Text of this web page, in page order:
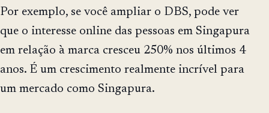
Por exemplo, se você ampliar o DBS, pode ver
que o interesse online das pessoas em Singapura
em relação à marca cresceu 250% nos últimos 4
anos. É um crescimento realmente incrível para
um mercado como Singapura.